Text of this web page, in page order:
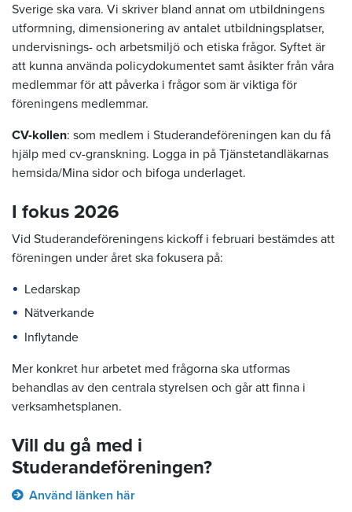
Sverige ska vara. Vi skriver bland annat om utbildningens
utformning, dimensionering av antalet utbildningsplatser,
undervisnings- och arbetsmiljö och etiska frågor. Syftet är
att kunna använda policydokumentet samt åsikter från våra
medlemmar för att påverka i frågor som är viktiga för
föreningens medlemmar.
CV-kollen: som medlem i Studerandeföreningen kan du få
hjälp med cv-granskning. Logga in på Tjänstetandläkarnas
hemsida/Mina sidor och bifoga underlaget.
I fokus 2026
Vid Studerandeföreningens kickoff i februari bestämdes att
föreningen under året ska fokusera på:
Ledarskap
Nätverkande
Inflytande
Mer konkret hur arbetet med frågorna ska utformas
behandlas av den centrala styrelsen och går att finna i
verksamhetsplanen.
Vill du gå med i
Studerandeföreningen?
Använd länken här